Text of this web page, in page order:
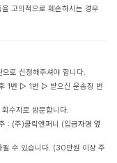
고의적으로 훼손하시는 경우
로 신청해주셔야 합니다.
1번 ▷ 1번 ▷ 받으신 운송장 번
수지로 방문합니다.
(주)클릭앤퍼니 (입금자명 옆
될 수 있습니다. (30만원 이상 주